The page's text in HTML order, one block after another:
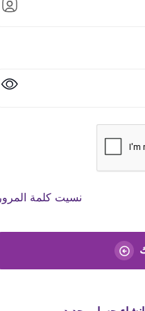
نسيت كلمة